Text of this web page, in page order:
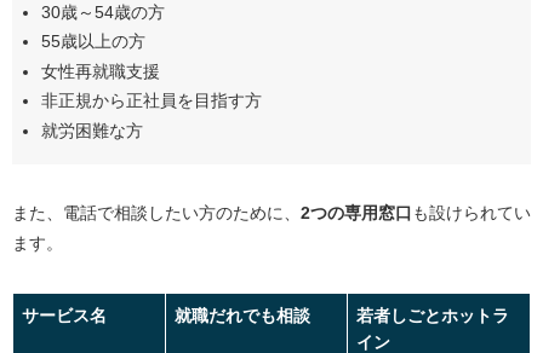
まとめ｜転職相談を電話でするならエージェントに頼る
べき
30歳～54歳の方
55歳以上の方
女性再就職支援
非正規から正社員を目指す方
就労困難な方
また、電話で相談したい方のために、 2つの専用窓口 も設けられてい
ます。
サービス名 就職だれでも相談
若者しごとホットラ
イン